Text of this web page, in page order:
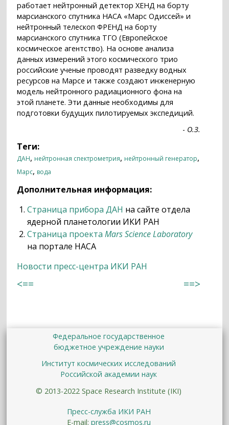
работает нейтронный детектор ХЕНД на борту
марсианского спутника НАСА «Марс Одиссей» и
нейтронный телескоп ФРЕНД на борту
марсианского спутника ТГО (Европейское
космическое агентство). На основе анализа
данных измерений этого космического трио
российские ученые проводят разведку водных
ресурсов на Марсе и также создают инженерную
модель нейтронного радиационного фона на
этой планете. Эти данные необходимы для
подготовки будущих пилотируемых экспедиций.
- О.З.
Теги:
ДАН, нейтронная спектрометрия, нейтронный генератор,
Марс, вода
Дополнительная информация:
Страница прибора ДАН на сайте отдела
ядерной планетологии ИКИ РАН
Страница проектаMars Science Laboratory
на портале НАСА
Новости пресс-центра ИКИ РАН
<== ==>
Федеральное государственное
бюджетное учреждение науки
Институт космических исследований
Российской академии наук
© 2013-2022 Space Research Institute (IKI)
Пресс-служба ИКИ РАН
E-mail: press@cosmos.ru